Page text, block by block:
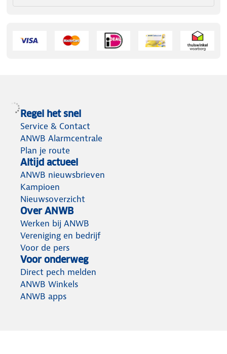
Regel het snel
Service & Contact
ANWB Alarmcentrale
Plan je route
Altijd actueel
ANWB nieuwsbrieven
Kampioen
Nieuwsoverzicht
Over ANWB
Werken bij ANWB
Vereniging en bedrijf
Voor de pers
Voor onderweg
Direct pech melden
ANWB Winkels
ANWB apps